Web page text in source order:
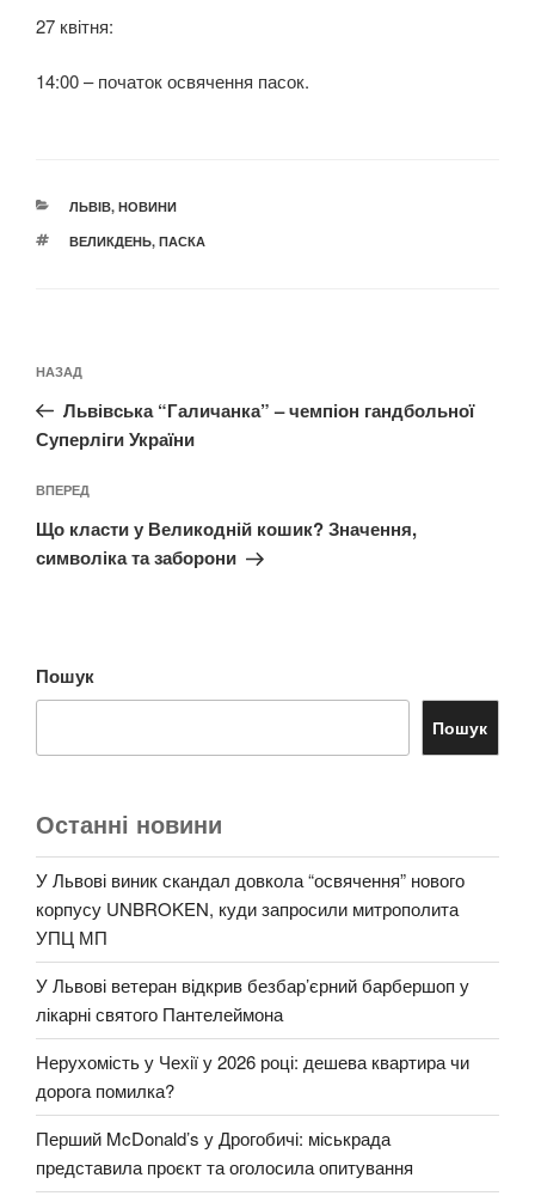
27 квітня:
14:00 – початок освячення пасок.
КАТЕГОРІЇ
ЛЬВІВ, НОВИНИ
ПОЗНАЧКИ
ВЕЛИКДЕНЬ, ПАСКА
записів
Попередній
запис:
НАЗАД
Львівська “Галичанка” – чемпіон гандбольної
Суперліги України
Наступний
запис
ВПЕРЕД
Що класти у Великодній кошик? Значення,
символіка та заборони
Пошук
Пошук
Останні новини
У Львові виник скандал довкола “освячення” нового
корпусу UNBROKEN, куди запросили митрополита
УПЦ МП
У Львові ветеран відкрив безбар’єрний барбершоп у
лікарні святого Пантелеймона
Нерухомість у Чехії у 2026 році: дешева квартира чи
дорога помилка?
Перший McDonald’s у Дрогобичі: міськрада
представила проєкт та оголосила опитування